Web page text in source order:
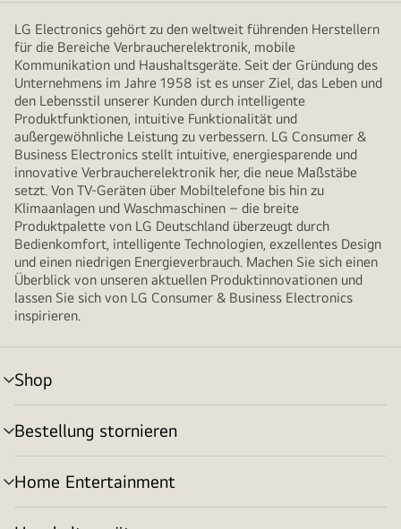
LG Electronics gehört zu den weltweit führenden Herstellern
für die Bereiche Verbraucherelektronik, mobile
Kommunikation und Haushaltsgeräte. Seit der Gründung des
Unternehmens im Jahre 1958 ist es unser Ziel, das Leben und
den Lebensstil unserer Kunden durch intelligente
Produktfunktionen, intuitive Funktionalität und
außergewöhnliche Leistung zu verbessern. LG Consumer &
Business Electronics stellt intuitive, energiesparende und
innovative Verbraucherelektronik her, die neue Maßstäbe
setzt. Von TV-Geräten über Mobiltelefone bis hin zu
Klimaanlagen und Waschmaschinen – die breite
Produktpalette von LG Deutschland überzeugt durch
Bedienkomfort, intelligente Technologien, exzellentes Design
und einen niedrigen Energieverbrauch. Machen Sie sich einen
Überblick von unseren aktuellen Produktinnovationen und
lassen Sie sich von LG Consumer & Business Electronics
inspirieren.
Shop
Menü
umschalten
Bestellung stornieren
Menü
umschalten
Home Entertainment
Menü
umschalten